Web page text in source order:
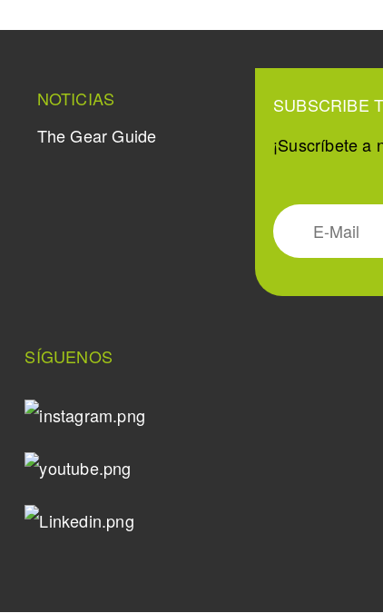
NOTICIAS
The Gear Guide
SUBSCRIBE
¡Suscríbete a
SÍGUENOS